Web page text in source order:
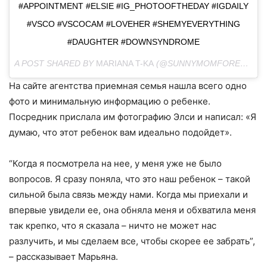
#APPOINTMENT #ELSIE #IG_PHOTOOFTHEDAY #IGDAILY
#VSCO #VSCOCAM #LOVEHER #SHEMYEVERYTHING
#DAUGHTER #DOWNSYNDROME
A POST SHARED BY MARIANA T-KA (@SUNNYMOMFOREVER) ON
На сайте агентства приемная семья нашла всего одно
фото и минимальную информацию о ребенке.
Посредник прислала им фотографию Элси и написал: «Я
думаю, что этот ребенок вам идеально подойдет».
“Когда я посмотрела на нее, у меня уже не было
вопросов. Я сразу поняла, что это наш ребенок – такой
сильной была связь между нами. Когда мы приехали и
впервые увидели ее, она обняла меня и обхватила меня
так крепко, что я сказала – ничто не может нас
разлучить, и мы сделаем все, чтобы скорее ее забрать”,
– рассказывает Марьяна.